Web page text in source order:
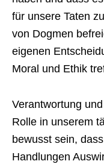
für unsere Taten
von Dogmen
eigenen
Moral und Ethik
Verantwortung
Rolle in unserem
bewusst sein,
Handlungen